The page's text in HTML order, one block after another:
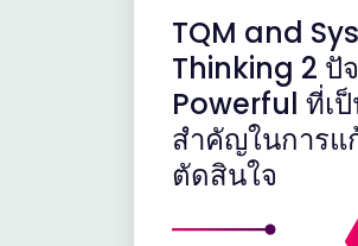
TQM and
Thinking 2 ปั
Powerful ที่เ
สำคัญในการ
ตัดสินใจ